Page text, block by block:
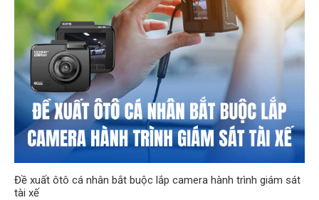
Đề xuất ôtô cá nhân bắt buộc lắp camera hành trình giám sát
tài xế